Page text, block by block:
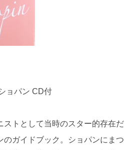
ョパン CD付
ストとして当時のスター的存在だ
のガイドブック。ショパンにまつ